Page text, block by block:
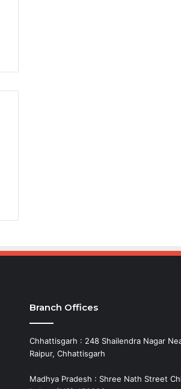
Branch Offices
Chhattisgarh : 248 Shailendra Nagar
Raipur, Chhattisgarh
Madhya Pradesh : Shree Nath Street